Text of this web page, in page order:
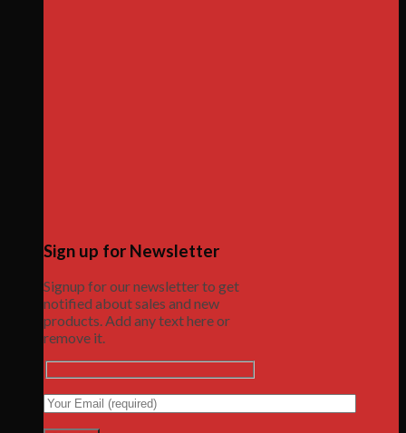
Sign up for Newsletter
Signup for our newsletter to get
notified about sales and new
products. Add any text here or
remove it.